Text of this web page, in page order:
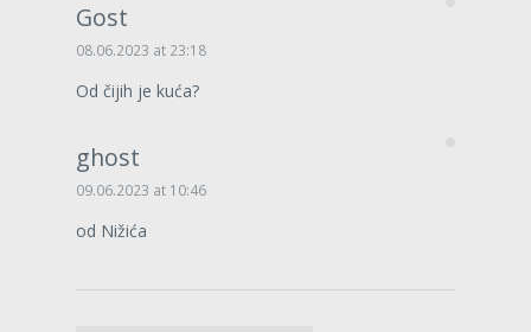
Gost
08.06.2023 at 23:18
Od čijih je kuća?
ghost
09.06.2023 at 10:46
od Nižića